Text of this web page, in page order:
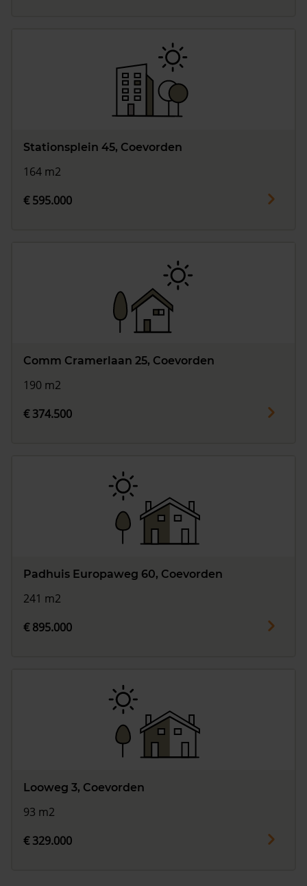
Stationsplein 45, Coevorden
164 m2
€ 595.000
Comm Cramerlaan 25, Coevorden
190 m2
€ 374.500
Padhuis Europaweg 60, Coevorden
241 m2
€ 895.000
Looweg 3, Coevorden
93 m2
€ 329.000